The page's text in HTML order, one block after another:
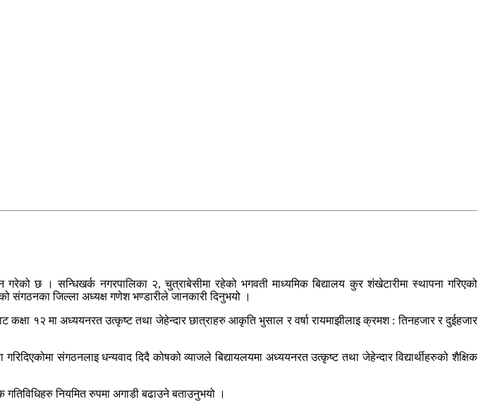
छ । सन्धिखर्क नगरपालिका २, चुत्राबेसीमा रहेको भगवती माध्यमिक बिद्यालय कुर शंखेटारीमा स्थापना गरिएको
संगठनका जिल्ला अध्यक्ष गणेश भण्डारीले जानकारी दिनुभयो ।
१२ मा अध्ययनरत उत्कृष्ट तथा जेहेन्दार छात्राहरु आकृति भुसाल र वर्षा रायमाझीलाइ क्रमश : तिनहजार र दुईहजार
संगठनलाइ धन्यवाद दिदै कोषको व्याजले बिद्यायलयमा अध्ययनरत उत्कृष्ट तथा जेहेन्दार विद्यार्थीहरुको शैक्षिक
नियमित रुपमा अगाडी बढाउने बताउनुभयो ।